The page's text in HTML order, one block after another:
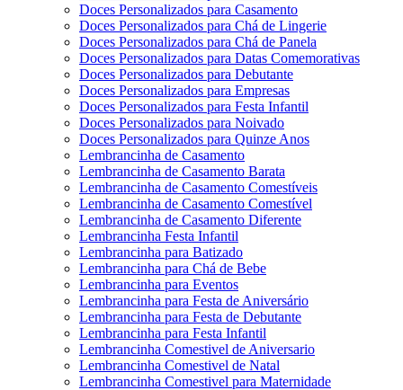
Doces Personalizados para Casamento
Doces Personalizados para Chá de Lingerie
Doces Personalizados para Chá de Panela
Doces Personalizados para Datas Comemorativas
Doces Personalizados para Debutante
Doces Personalizados para Empresas
Doces Personalizados para Festa Infantil
Doces Personalizados para Noivado
Doces Personalizados para Quinze Anos
Lembrancinha de Casamento
Lembrancinha de Casamento Barata
Lembrancinha de Casamento Comestíveis
Lembrancinha de Casamento Comestível
Lembrancinha de Casamento Diferente
Lembrancinha Festa Infantil
Lembrancinha para Batizado
Lembrancinha para Chá de Bebe
Lembrancinha para Eventos
Lembrancinha para Festa de Aniversário
Lembrancinha para Festa de Debutante
Lembrancinha para Festa Infantil
Lembrancinha Comestivel de Aniversario
Lembrancinha Comestivel de Natal
Lembrancinha Comestivel para Maternidade